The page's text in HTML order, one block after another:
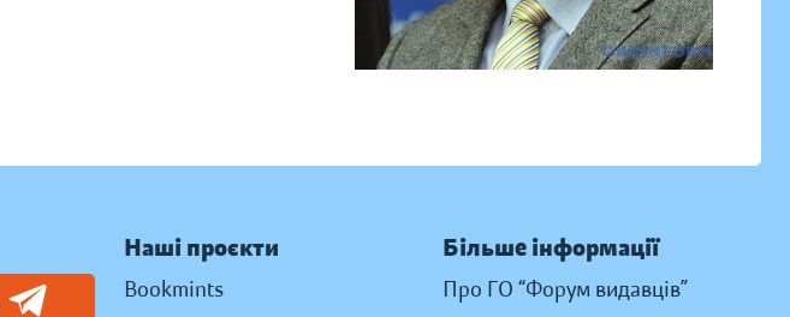
Наші проєкти
Bookmints
Більше інформації
Про ГО “Форум видавців”